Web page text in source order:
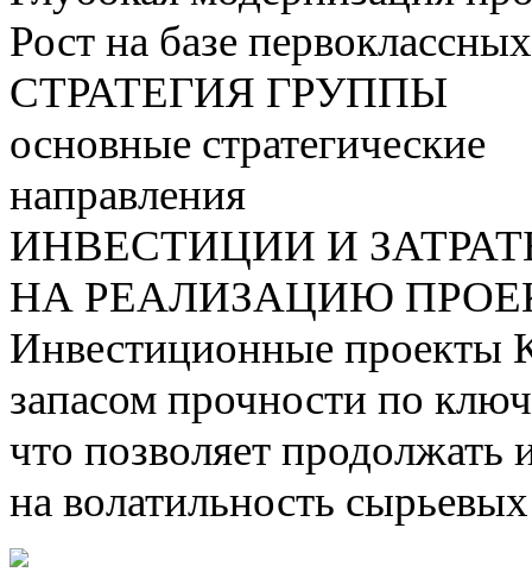
Рост на базе
СТРАТЕГИЯ ГРУППЫ
основные стратегические
направления
ИНВЕСТИЦИИ И
НА РЕАЛИЗАЦИЮ
Инвестиционные проекты
запасом прочности по
что позволяет продолжать
на волатильность